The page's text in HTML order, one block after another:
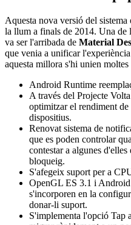
Aquesta nova versió del
la llum a finals de 2014. Una de
va ser l'arribada de Material
que venia a unificar
aquesta millora s'hi unien moltes
Android Runtime
A través del Projecte
optimitzar el rendiment de
dispositius.
Renovat sistema de
que es poden controlar
contestar a algunes
bloqueig.
S'afegeix suport per a
OpenGL ES 3.1 i
s'incorporen en la
donar-li suport.
S'implementa l'opció Tap